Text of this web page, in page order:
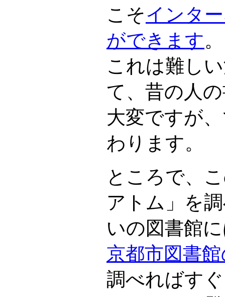
こそインタ
ができます。
これは難し
て、昔の人
大変ですが
わります。
ところで、
アトム」を
いの図書館
京都市図書
調べればす